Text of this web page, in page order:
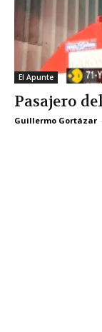
El Apunte
Pasajero
Guillermo Gortázar -